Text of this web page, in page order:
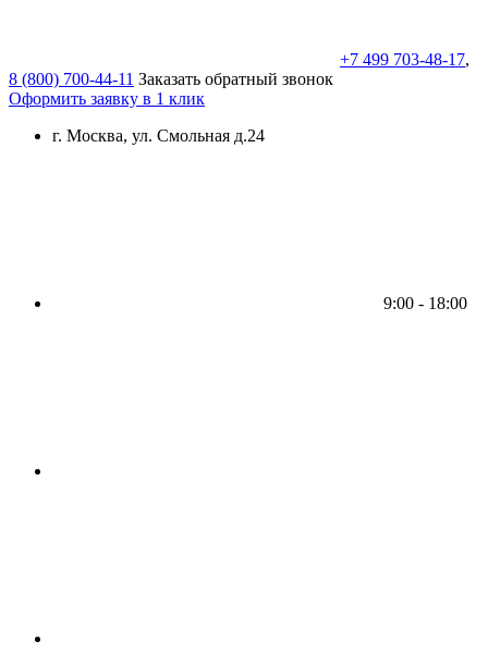
+7 499 703-48-17,
8 (800) 700-44-11 Заказать обратный звонок
Оформить заявку в 1 клик
г. Москва, ул. Смольная д.24
9:00 - 18:00